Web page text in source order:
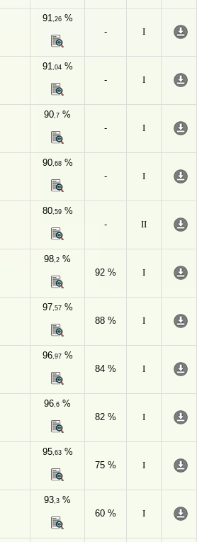
91,26%
-
I
91,04%
-
I
90,7 %
-
I
90,68%
-
I
80,59%
-
II
98,2 %
92 %
I
97,57%
88 %
I
96,97%
84 %
I
96,6 %
82 %
I
95,63%
75 %
I
93,3 %
60 %
I